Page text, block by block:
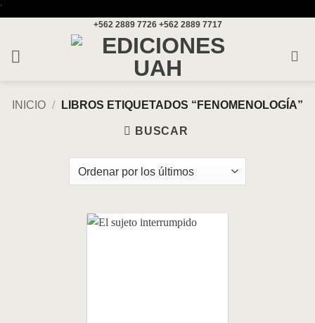
'
+562 2889 7726 +562 2889 7717
INICIO / LIBROS ETIQUETADOS “FENOMENOLOGÍA”
BUSCAR